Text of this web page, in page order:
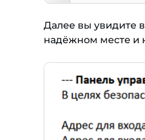
Далее вы увидите
надёжном месте и